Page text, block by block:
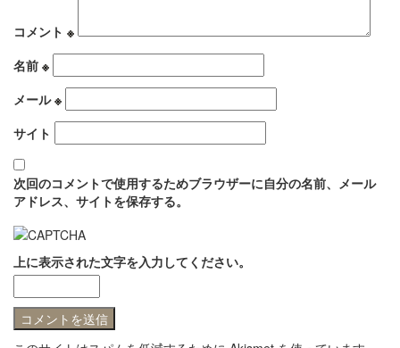
コメント ※
名前 ※
メール※
サイト
次回のコメントで使用するためブラウザーに自分の名前、メール
アドレス、サイトを保存する。
上に表示された文字を入力してください。